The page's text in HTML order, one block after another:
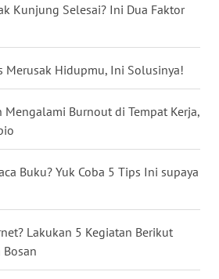
Kunjung Selesai? Ini Dua Faktor
Merusak Hidupmu, Ini Solusinya!
Mengalami Burnout di Tempat Kerja,
Buku? Yuk Coba 5 Tips Ini supaya
Lakukan 5 Kegiatan Berikut